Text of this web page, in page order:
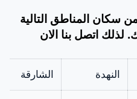
أجود
متاح
سكان المناطق التالية
اتصل بنا الان
النهدة الشارقة